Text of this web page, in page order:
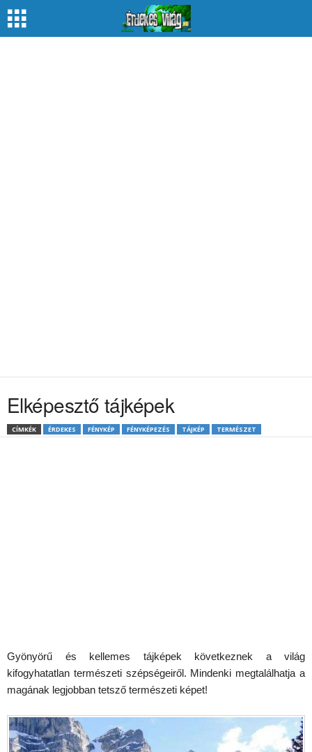
Elképesztő tájképek
CÍMKÉK ÉRDEKES FÉNYKÉP FÉNYKÉPEZÉS TÁJKÉP TERMÉSZET
Gyönyörű és kellemes tájképek következnek a világ
kifogyhatatlan természeti szépségeiről. Mindenki megtalálhatja a
magának legjobban tetsző természeti képet!